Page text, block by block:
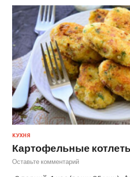
КУХНЯ
Картофельные
Оставьте комментарий